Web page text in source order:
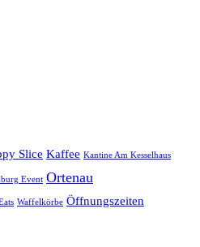
Slice Kaffee Kantine Am Kesselhaus
Event Ortenau
Waffelkörbe Öffnungszeiten